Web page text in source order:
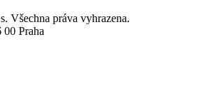
Všechna práva vyhrazena.
Praha